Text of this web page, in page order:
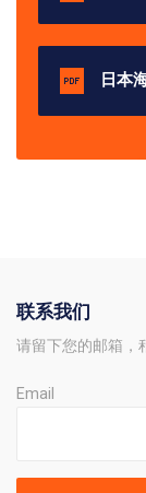
日本
联系我们
请留下您的邮箱，
Email